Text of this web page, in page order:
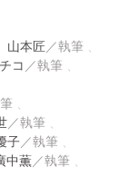
山本匠
コ
子
中薫